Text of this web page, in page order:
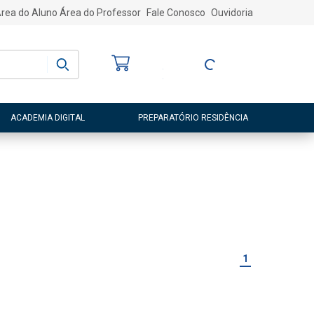
do Aluno Área do Professor Fale Conosco Ouvidoria
Entre ou Cadastre-
ACADEMIA DIGITAL PREPARATÓRIO RESIDÊNCIA
1